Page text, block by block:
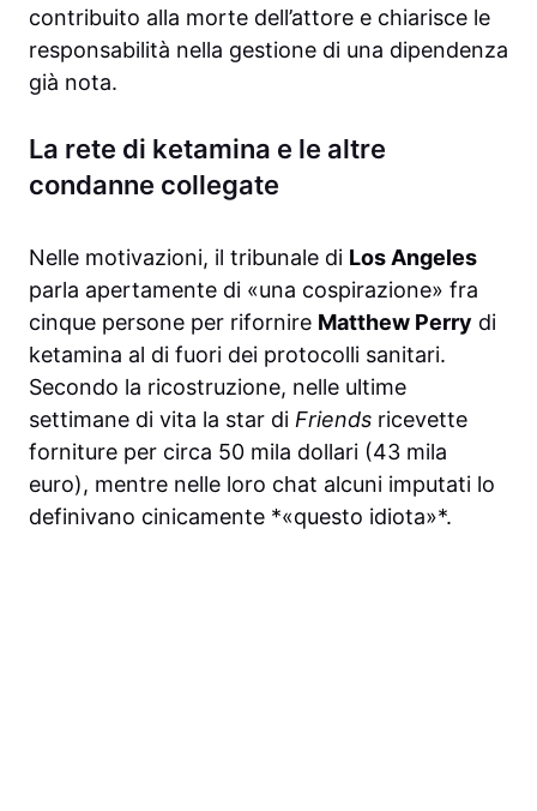
contribuito alla morte dell’attore e chiarisce le
responsabilità nella gestione di una dipendenza
già nota.
La rete di ketamina e le altre
condanne collegate
Nelle motivazioni, il tribunale di Los Angeles
parla apertamente di «una cospirazione» fra
cinque persone per rifornire Matthew Perry di
ketamina al di fuori dei protocolli sanitari.
Secondo la ricostruzione, nelle ultime
settimane di vita la star di Friends ricevette
forniture per circa 50 mila dollari (43 mila
euro), mentre nelle loro chat alcuni imputati lo
definivano cinicamente *«questo idiota»*.